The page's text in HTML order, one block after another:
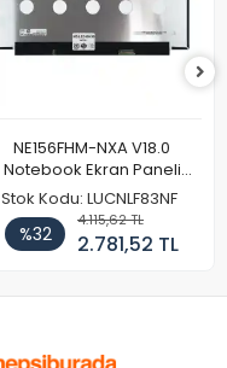
NE156FHM-NXA V18.0
Notebook Ekran Paneli
144Hz
Stok Kodu: LUCNLF83NF
%32
4.115,62 TL
2.781,52 TL